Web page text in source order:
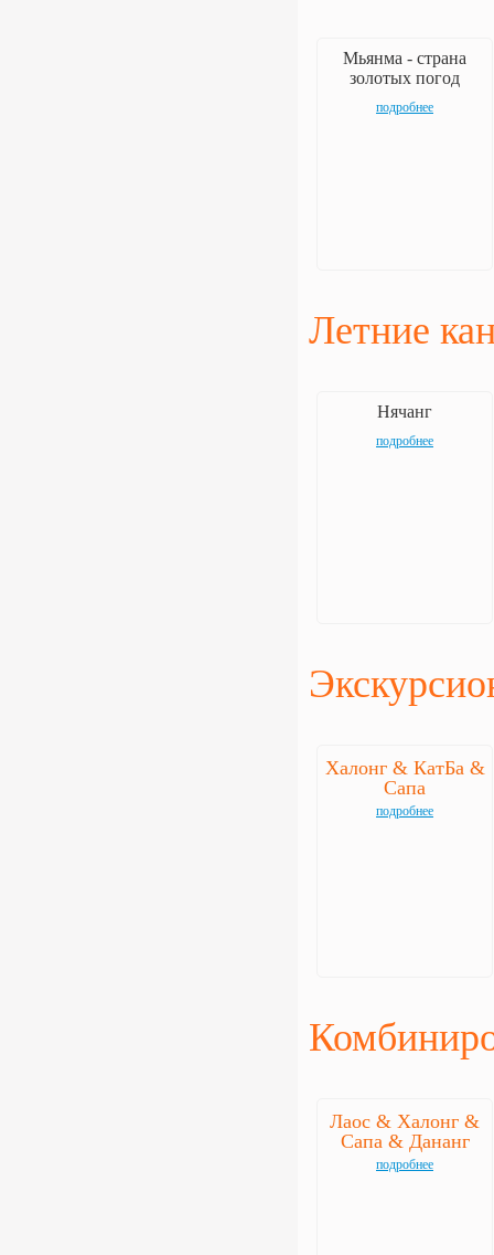
Мьянма - страна
золотых погод
подробнее
Летние
Нячанг
подробнее
Халонг & КатБа &
Сапа
подробнее
Лаос & Халонг &
Сапа & Дананг
подробнее